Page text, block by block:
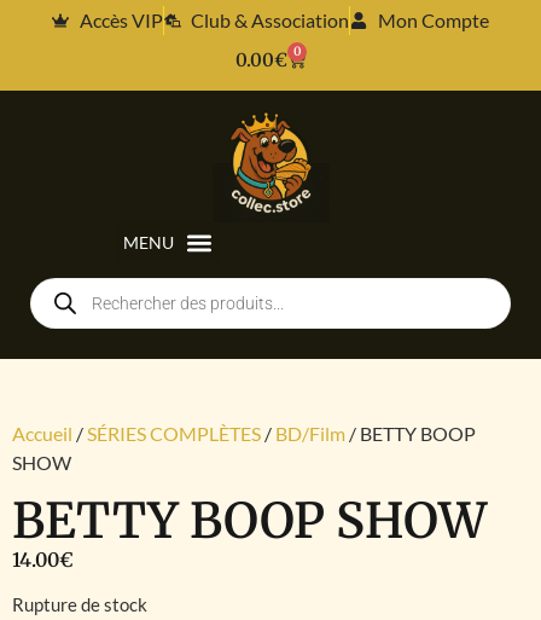
Accès VIP Club & Association
Mon Compte
0.00€ 0
Accueil /SÉRIES COMPLÈTES / BD/Film / BETTY BOOP
SHOW
BETTY BOOP SHOW
14.00€
Rupture de stock